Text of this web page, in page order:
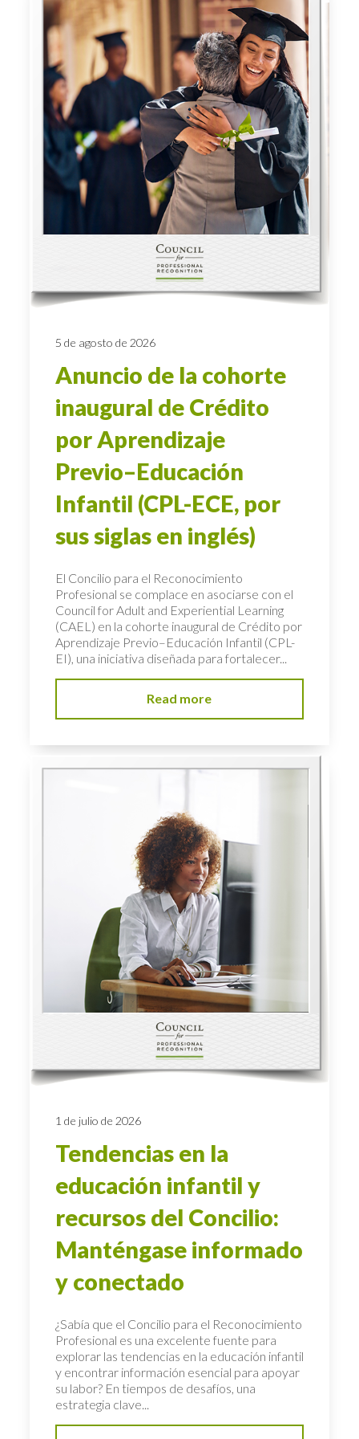
5 de agosto de 2026
Anuncio de la cohorte
inaugural de Crédito
por Aprendizaje
Previo–Educación
Infantil (CPL-ECE, por
sus siglas en inglés)
El Concilio para el Reconocimiento
Profesional se complace en asociarse con el
Council for Adult and Experiential Learning
(CAEL) en la cohorte inaugural de Crédito por
Aprendizaje Previo–Educación Infantil (CPL-
EI), una iniciativa diseñada para fortalecer...
Read more
1 de julio de 2026
Tendencias en la
educación infantil y
recursos del Concilio:
Manténgase informado
y conectado
¿Sabía que el Concilio para el Reconocimiento
Profesional es una excelente fuente para
explorar las tendencias en la educación infantil
y encontrar información esencial para apoyar
su labor? En tiempos de desafíos, una
estrategia clave...